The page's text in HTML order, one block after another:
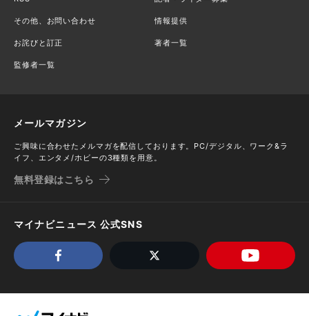
その他、お問い合わせ 情報提供
お詫びと訂正 著者一覧
監修者一覧
メールマガジン
ご興味に合わせたメルマガを配信しております。PC/デジタル、ワーク&ラ
イフ、エンタメ/ホビーの3種類を用意。
無料登録はこちら
マイナビニュース 公式SNS